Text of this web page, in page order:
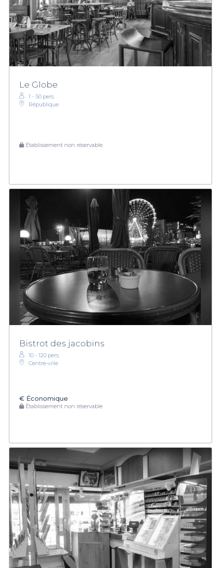
Le Globe
1 - 50 pers.
République
Établissement non réservable
Bistrot des jacobins
10 - 120 pers.
Centre-ville
€ Économique
Établissement non réservable